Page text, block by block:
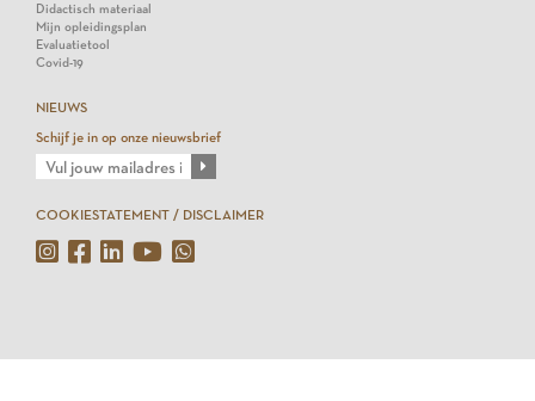
Didactisch materiaal
Mijn opleidingsplan
Evaluatietool
Covid-19
NIEUWS
Schijf je in op onze nieuwsbrief
COOKIESTATEMENT / DISCLAIMER